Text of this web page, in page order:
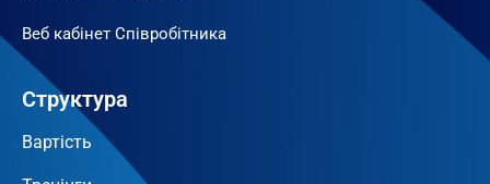
Веб кабінет Співробітника
Структура
Вартість